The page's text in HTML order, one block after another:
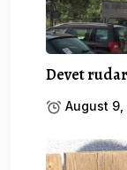
Devet
August 9,